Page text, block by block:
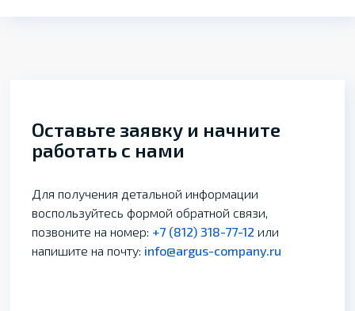
Оставьте заявку и начните
работать с нами
Для получения детальной информации
воспользуйтесь формой обратной связи,
позвоните на номер: +7 (812) 318-77-12 или
напишите на почту: info@argus-company.ru